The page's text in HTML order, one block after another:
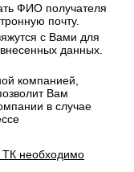
ФИО получателя
почту.
с Вами для
данных.
компанией,
Вам
в случае
ТК необходимо